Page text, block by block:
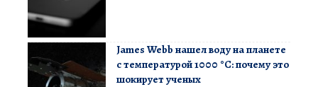
James Webb нашел воду на планете
с температурой 1000 °C: почему это
шокирует ученых